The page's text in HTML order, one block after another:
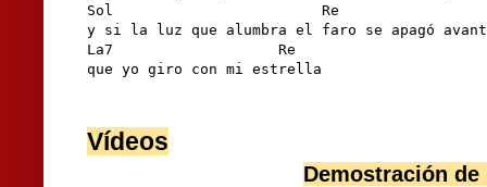
Sol                        Re
y si la luz que alumbra el faro se apagó
La7                   Re
que yo giro con mi estrella
Vídeos
Demostración